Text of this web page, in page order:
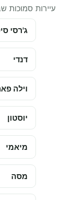
עיירות סמוכות
ג'רסי
דנדי
וילה
יוסטון
מיאמי
מסה